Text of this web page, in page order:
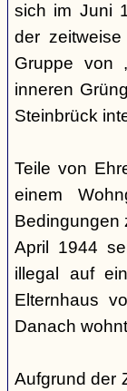
sich im Juni
der
Gruppe von
inneren
Steinbrück
Teile von
einem
Bedingungen
April 1944
illegal auf
Elternhaus
Danach
Aufgrund der